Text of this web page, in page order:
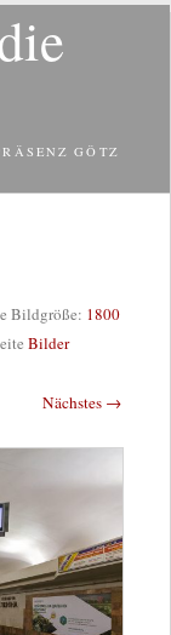
GÖTZ
Bildgröße: 1800
Bilder
Nächstes →